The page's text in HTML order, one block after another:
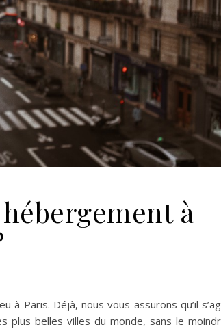
à
à Paris. Déjà, nous vous assurons qu’il
plus belles villes du monde, sans le